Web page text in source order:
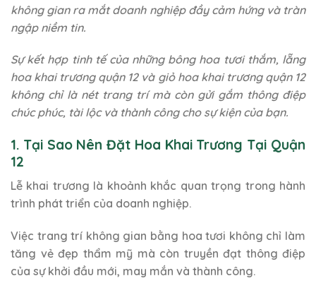
không gian ra mắt doanh nghiệp đầy cảm hứng và tràn
ngập niềm tin.
Sự kết hợp tinh tế của những bông hoa tươi thắm, lẵng
hoa khai trương quận 12 và giỏ hoa khai trương quận 12
không chỉ là nét trang trí mà còn gửi gắm thông điệp
chúc phúc, tài lộc và thành công cho sự kiện của bạn.
1. Tại Sao Nên Đặt Hoa Khai Trương Tại Quận
12
Lễ khai trương là khoảnh khắc quan trọng trong hành
trình phát triển của doanh nghiệp.
Việc trang trí không gian bằng hoa tươi không chỉ làm
tăng vẻ đẹp thẩm mỹ mà còn truyền đạt thông điệp
của sự khởi đầu mới, may mắn và thành công.